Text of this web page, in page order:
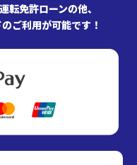
転免許ローンの他、
ご利用が可能です！